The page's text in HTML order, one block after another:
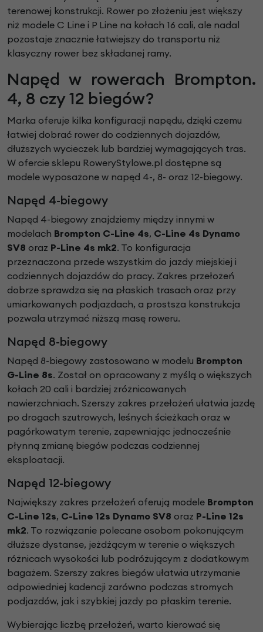
terenowej konstrukcji. Rower po złożeniu jest większy
niż modele C Line i P Line na kołach 16 cali, ale nadal
pozostaje znacznie łatwiejszy do transportu niż
klasyczny rower bez składanej ramy.
Napęd w rowerach Brompton.
4, 8 czy 12 biegów?
Marka oferuje kilka konfiguracji napędu, dzięki czemu
łatwiej dobrać rower do codziennych dojazdów,
dłuższych wycieczek lub bardziej wymagających tras.
W ofercie sklepu RoweryStylowe.pl dostępne są
modele wyposażone w napęd 4-, 8- oraz 12-biegowy.
Napęd 4-biegowy
Napęd 4-biegowy znajdziemy między innymi w
modelach Brompton C-Line 4s, C-Line 4s Dynamo
SV8 oraz P-Line 4s mk2. To konfiguracja
przeznaczona przede wszystkim do jazdy miejskiej i
codziennych dojazdów do pracy. Zakres przełożeń
dobrze sprawdza się na płaskich trasach oraz przy
umiarkowanych podjazdach, a prostsza konstrukcja
pozwala utrzymać niższą masę roweru.
Napęd 8-biegowy
Napęd 8-biegowy zastosowano w modelu Brompton
G-Line 8s. Został on opracowany z myślą o większych
kołach 20 cali i bardziej zróżnicowanych
nawierzchniach. Szerszy zakres przełożeń ułatwia jazdę
po drogach szutrowych, leśnych ścieżkach oraz w
pagórkowatym terenie, zapewniając jednocześnie
płynną zmianę biegów podczas codziennej
eksploatacji.
Napęd 12-biegowy
Największy zakres przełożeń oferują modele Brompton
C-Line 12s, C-Line 12s Dynamo SV8 oraz P-Line 12s
mk2. To rozwiązanie polecane osobom pokonującym
dłuższe dystanse, jeżdżącym w terenie o większych
różnicach wysokości lub podróżującym z dodatkowym
bagażem. Szerszy zakres biegów ułatwia utrzymanie
odpowiedniej kadencji zarówno podczas stromych
podjazdów, jak i szybkiej jazdy po płaskim terenie.
Wybierając liczbę przełożeń, warto kierować się